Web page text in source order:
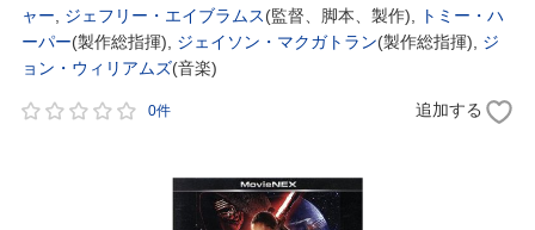
ャー
ジェフリー・エイブラムス(監督、脚本、製作),
トミー・ハ
ーパー(製作総指揮), ジェイソン・マクガトラン(製作総指揮),
ジ
ョン・ウィリアムズ(音楽)
0件 追加する